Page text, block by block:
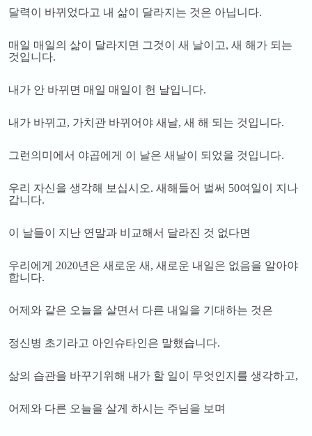
달력이 바뀌었다고 내 삶이 달라지는 것은 아닙니다.
매일 매일의 삶이 달라지면 그것이 새 날이고, 새 해가 되는
것입니다.
내가 안 바뀌면 매일 매일이 헌 날입니다.
내가 바뀌고, 가치관 바뀌어야 새날, 새 해 되는 것입니다.
그런의미에서 야곱에게 이 날은 새날이 되었을 것입니다.
우리 자신을 생각해 보십시오. 새해들어 벌써 50여일이 지나
갑니다.
이 날들이 지난 연말과 비교해서 달라진 것 없다면
우리에게 2020년은 새로운 새 , 새로운 내일은 없음을 알아야
합니다.
어제와 같은 오늘을 살면서 다른 내일을 기대하는 것은
정신병 초기라고 아인슈타인은 말했습니다.
삶의 습관을 바꾸기위해 내가 할 일이 무엇인지를 생각하고,
어제와 다른 오늘을 살게 하시는 주님을 보며